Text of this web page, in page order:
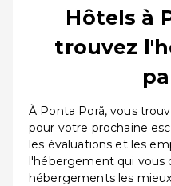
Hôtels à
trouvez
À Ponta Porã, vous
pour votre prochaine
les évaluations et les
l'hébergement qui vous
hébergements les